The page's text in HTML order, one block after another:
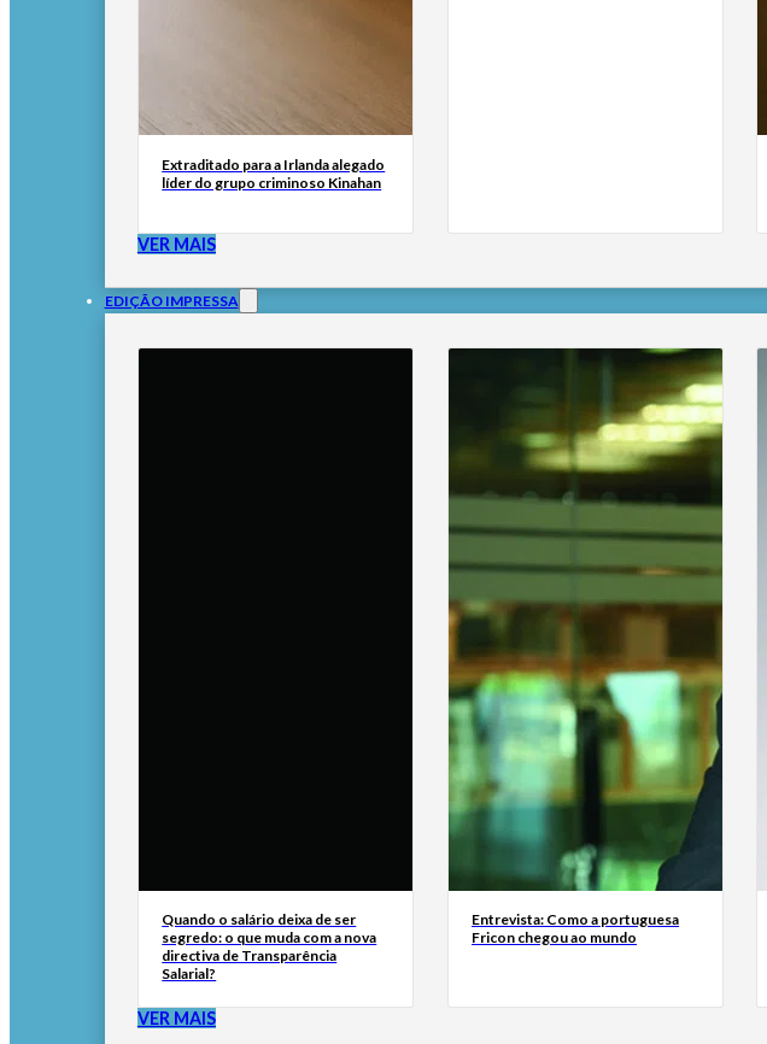
Extraditado para a Irlanda alegado
líder do grupo criminoso Kinahan
VER MAIS
EDIÇÃO IMPRESSA
Quando o salário deixa de ser
segredo: o que muda com a nova
directiva de Transparência
Salarial?
Entrevista: Como a portuguesa
Fricon chegou ao mundo
VER MAIS